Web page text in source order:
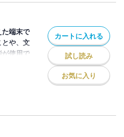
安打達
端末で
とや、文
が使用で
カートに入れる
試し読み
お気に入り